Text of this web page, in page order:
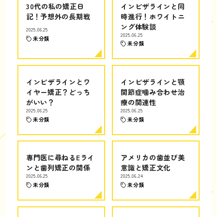
30代の私の矯正日
記！予想外の長期戦
2025.06.25
未分類
インビザラインと同
時進行！ホワイトニ
ング体験談
2025.06.25
未分類
インビザラインとワ
イヤー矯正？どっち
がいい？
2025.06.25
未分類
インビザラインと顎
関節症噛み合わせ治
療の関連性
2025.06.25
未分類
専門医に尋ねるEライ
ンと歯列矯正の関係
2025.06.25
未分類
アメリカの歯並び美
意識と矯正文化
2025.06.24
未分類